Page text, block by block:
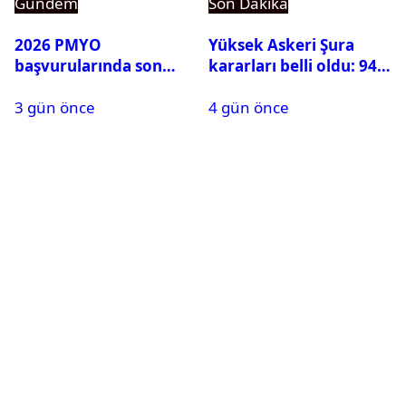
2026 PMYO
başvurularında son
3 gün önce
Yüksek Askeri Şura
kararları belli oldu: 94
4 gün önce